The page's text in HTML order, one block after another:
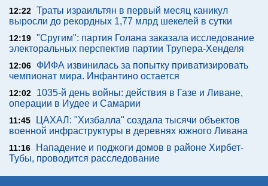
12:22 Траты израильтян в первый месяц каникул
выросли до рекордных 1,77 млрд шекелей в сутки
12:19 "Сругим": партия Голана заказала исследование
электоральных перспектив партии Трупера-Хенделя
12:06
ФИФА извинилась за попытку приватизировать
чемпионат мира. Инфантино остается
12:02
1035-й день войны: действия в Газе и Ливане,
операции в Иудее и Самарии
11:45
ЦАХАЛ: "Хизбалла" создала тысячи объектов
военной инфраструктуры в деревнях южного Ливана
11:16
Нападение и поджоги домов в районе Хирбет-
Тубы, проводится расследование